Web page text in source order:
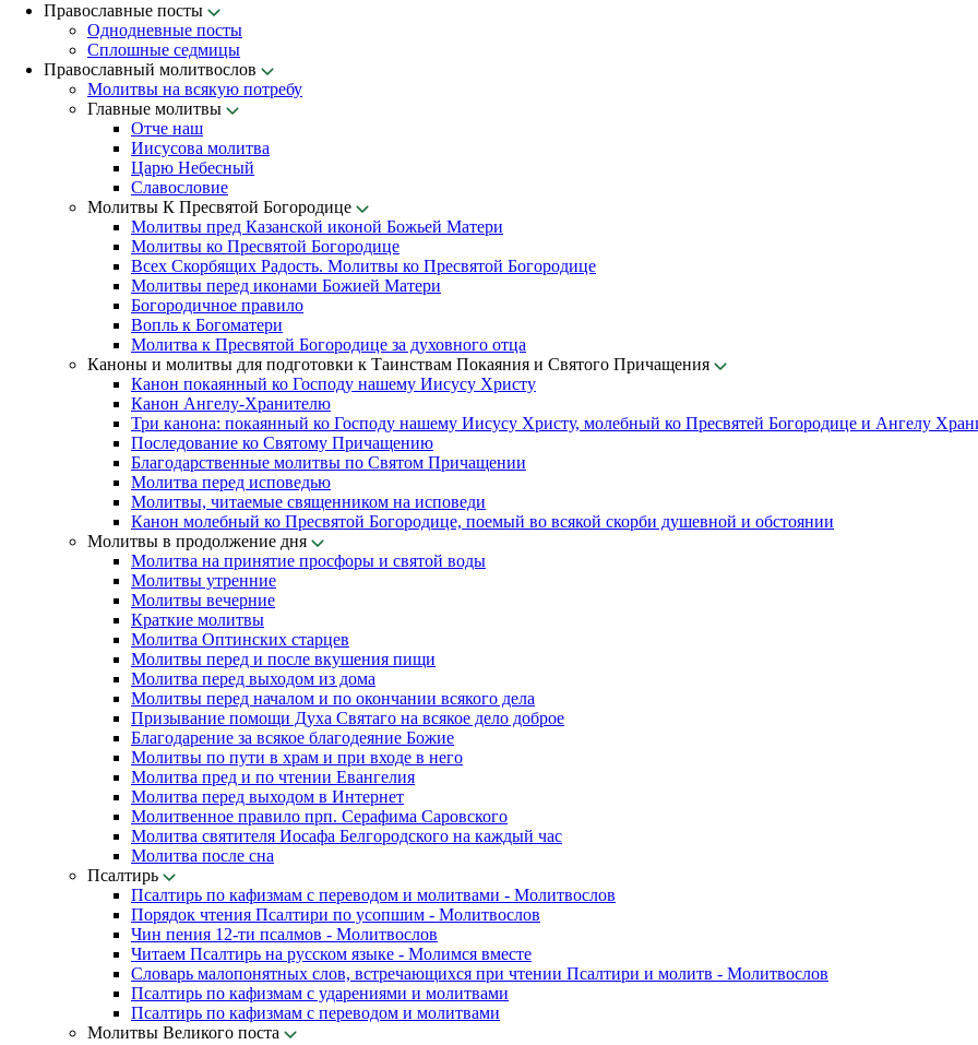
Православные посты
Однодневные посты
Сплошные седмицы
Православный молитвослов
Молитвы на всякую потребу
Главные молитвы
Отче наш
Иисусова молитва
Царю Небесный
Славословие
Молитвы К Пресвятой Богородице
Молитвы пред Казанской иконой Божьей Матери
Молитвы ко Пресвятой Богородице
Всех Скорбящих Радость. Молитвы ко Пресвятой Богородице
Молитвы перед иконами Божией Матери
Богородичное правило
Вопль к Богоматери
Молитва к Пресвятой Богородице за духовного отца
Каноны и молитвы для подготовки к Таинствам Покаяния и Святого Причащения
Канон покаянный ко Господу нашему Иисусу Христу
Канон Ангелу-Хранителю
Три канона: покаянный ко Господу нашему Иисусу Христу, молебный ко Пресвятей Богородице и Ангелу
Последование ко Святому Причащению
Благодарственные молитвы по Святом Причащении
Молитва перед исповедью
Молитвы, читаемые священником на исповеди
Канон молебный ко Пресвятой Богородице, поемый во всякой скорби душевной и обстоянии
Молитвы в продолжение дня
Молитва на принятие просфоры и святой воды
Молитвы утренние
Молитвы вечерние
Краткие молитвы
Молитва Оптинских старцев
Молитвы перед и после вкушения пищи
Молитва перед выходом из дома
Молитвы перед началом и по окончании всякого дела
Призывание помощи Духа Святаго на всякое дело доброе
Благодарение за всякое благодеяние Божие
Молитвы по пути в храм и при входе в него
Молитва пред и по чтении Евангелия
Молитва перед выходом в Интернет
Молитвенное правило прп. Серафима Саровского
Молитва святителя Иосафа Белгородского на каждый час
Молитва после сна
Псалтирь
Псалтирь по кафизмам с переводом и молитвами - Молитвослов
Порядок чтения Псалтири по усопшим - Молитвослов
Чин пения 12-ти псалмов - Молитвослов
Читаем Псалтирь на русском языке - Молимся вместе
Словарь малопонятных слов, встречающихся при чтении Псалтири и молитв - Молитвослов
Псалтирь по кафизмам с ударениями и молитвами
Псалтирь по кафизмам с переводом и молитвами
Молитвы Великого поста